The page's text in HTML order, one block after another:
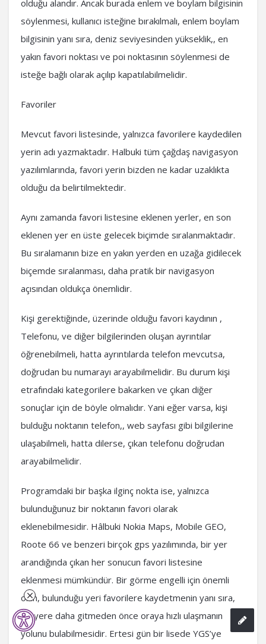
olduğu alandır. Ancak burada enlem ve boylam bilgisinin
söylenmesi, kullanıcı isteğine bırakılmalı, enlem boylam
bilgisinin yanı sıra, deniz seviyesinden yükseklik,, en
yakın favori noktası ve poi noktasının söylenmesi de
isteğe bağlı olarak açılıp kapatılabilmelidir.
Favoriler
Mevcut favori listesinde, yalnızca favorilere kaydedilen
yerin adı yazmaktadır. Halbuki tüm çağdaş navigasyon
yazılımlarında, favori yerin bizden ne kadar uzaklıkta
olduğu da belirtilmektedir.
Aynı zamanda favori listesine eklenen yerler, en son
eklenen yer en üste gelecek biçimde sıralanmaktadır.
Bu sıralamanın bize en yakın yerden en uzağa gidilecek
biçemde sıralanması, daha pratik bir navigasyon
açısından oldukça önemlidir.
Kişi gerektiğinde, üzerinde olduğu favori kaydının ,
Telefonu, ve diğer bilgilerinden oluşan ayrıntılar
öğrenebilmeli, hatta ayrıntılarda telefon mevcutsa,
doğrudan bu numarayı arayabilmelidir. Bu durum kişi
etrafındaki kategorilere bakarken ve çıkan diğer
sonuçlar için de böyle olmalıdır. Yani eğer varsa, kişi
bulduğu noktanın telefon,, web sayfası gibi bilgilerine
ulaşabilmeli, hatta dilerse, çıkan telefonu doğrudan
arayabilmelidir.
Programdaki bir başka ilginç nokta ise, yalnızca
bulunduğunuz bir noktanın favori olarak
eklenebilmesidir. Hâlbuki Nokia Maps, Mobile GEO,
Roote 66 ve benzeri birçok gps yazılımında, bir yer
arandığında çıkan her sonucun favori listesine
eklenmesi mümkündür. Bir görme engelli için önemli
olan, bulunduğu yeri favorilere kaydetmenin yanı sıra,
bir yere daha gitmeden önce oraya hızlı ulaşmanın
yolunu bulabilmesidir. Ertesi gün bir lisede YGS’ye